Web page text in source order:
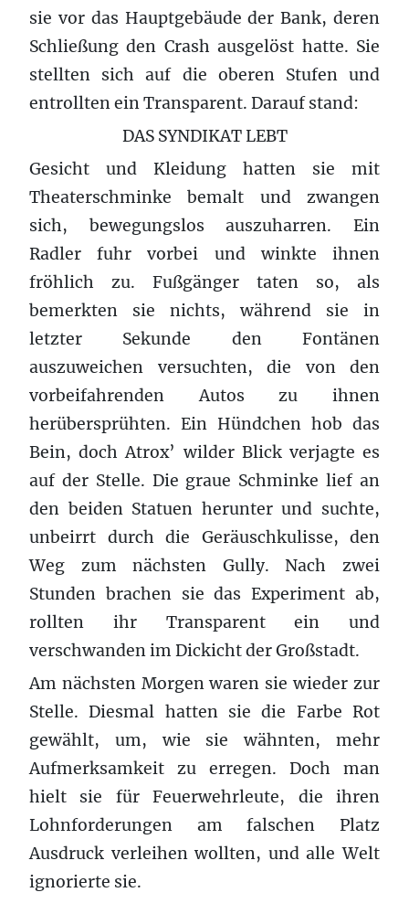
sie vor das Hauptgebäude der Bank, deren
Schließung den Crash ausgelöst hatte. Sie
stellten sich auf die oberen Stufen und
entrollten ein Transparent. Darauf stand:
DAS SYNDIKAT LEBT
Gesicht und Kleidung hatten sie mit
Theaterschminke bemalt und zwangen
sich, bewegungslos auszuharren. Ein
Radler fuhr vorbei und winkte ihnen
fröhlich zu. Fußgänger taten so, als
bemerkten sie nichts, während sie in
letzter Sekunde den Fontänen
auszuweichen versuchten, die von den
vorbeifahrenden Autos zu ihnen
herübersprühten. Ein Hündchen hob das
Bein, doch Atrox’ wilder Blick verjagte es
auf der Stelle. Die graue Schminke lief an
den beiden Statuen herunter und suchte,
unbeirrt durch die Geräuschkulisse, den
Weg zum nächsten Gully. Nach zwei
Stunden brachen sie das Experiment ab,
rollten ihr Transparent ein und
verschwanden im Dickicht der Großstadt.
Am nächsten Morgen waren sie wieder zur
Stelle. Diesmal hatten sie die Farbe Rot
gewählt, um, wie sie wähnten, mehr
Aufmerksamkeit zu erregen. Doch man
hielt sie für Feuerwehrleute, die ihren
Lohnforderungen am falschen Platz
Ausdruck verleihen wollten, und alle Welt
ignorierte sie.